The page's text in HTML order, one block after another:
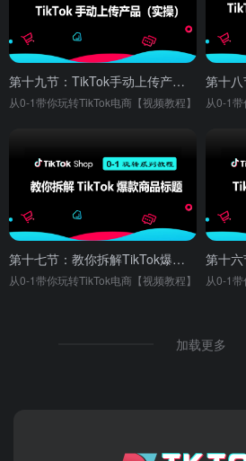
第十九节：TikTok手动上传产品（实操）
从0-1带你玩转TikTok电商【视频教程】 从0-1带
第十七节：教你拆解TikTok爆款商品标题
从0-1带你玩转TikTok电商【视频教程】 从0-1带
加载更多